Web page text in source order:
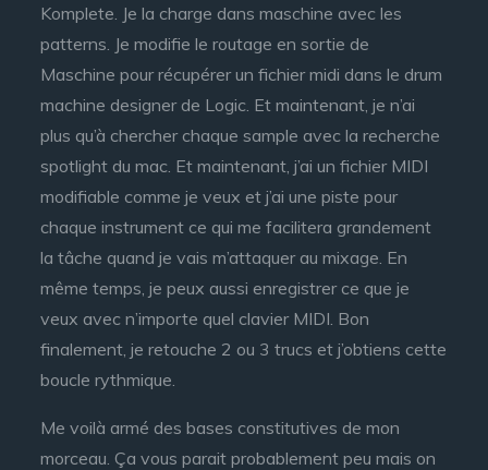
Komplete. Je la charge dans maschine avec les
patterns. Je modifie le routage en sortie de
Maschine pour récupérer un fichier midi dans le drum
machine designer de Logic. Et maintenant, je n’ai
plus qu’à chercher chaque sample avec la recherche
spotlight du mac. Et maintenant, j’ai un fichier MIDI
modifiable comme je veux et j’ai une piste pour
chaque instrument ce qui me facilitera grandement
la tâche quand je vais m’attaquer au mixage. En
même temps, je peux aussi enregistrer ce que je
veux avec n’importe quel clavier MIDI. Bon
finalement, je retouche 2 ou 3 trucs et j’obtiens cette
boucle rythmique.
Me voilà armé des bases constitutives de mon
morceau. Ça vous parait probablement peu mais on